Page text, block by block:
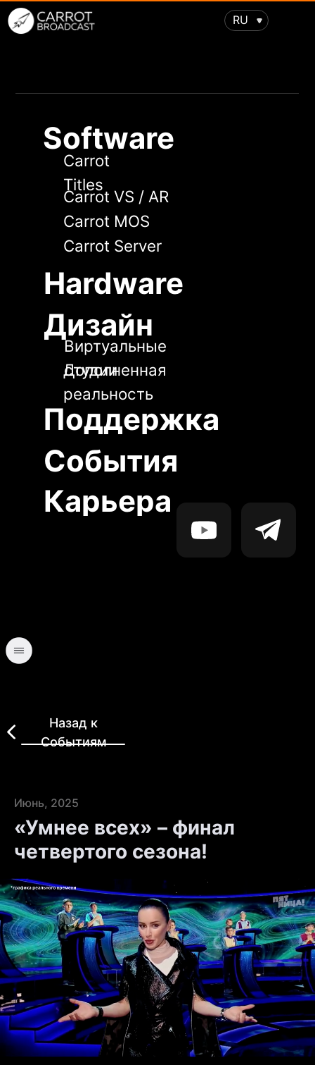
RU
Software
Hardware
Дизайн
Поддержка
События
Карьера
Titles
Carrot MOS
Виртуальные
Carrot VS / AR
реальность
Carrot Server
Назад к
Событиям
Июнь, 2025
«Умнее всех» – финал
четвертого сезона!